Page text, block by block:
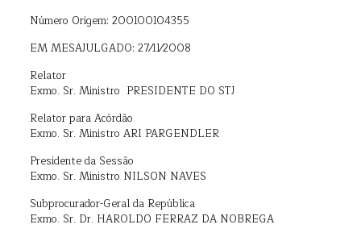
Número Origem: 200100104355
EM MESAJULGADO: 27⁄11⁄2008
Relator
Exmo. Sr. Ministro PRESIDENTE DO STJ
Relator para Acórdão
Exmo. Sr. Ministro ARI PARGENDLER
Presidente da Sessão
Exmo. Sr. Ministro NILSON NAVES
Subprocurador-Geral da República
Exmo. Sr. Dr. HAROLDO FERRAZ DA NOBREGA